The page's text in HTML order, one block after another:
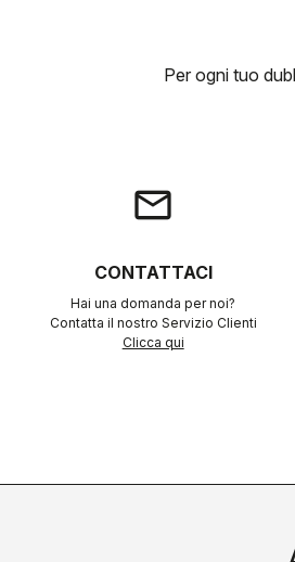
Per ogni tuo
email
CONTATTACI
Hai una domanda per noi?
Contatta il nostro Servizio Clienti
Clicca qui